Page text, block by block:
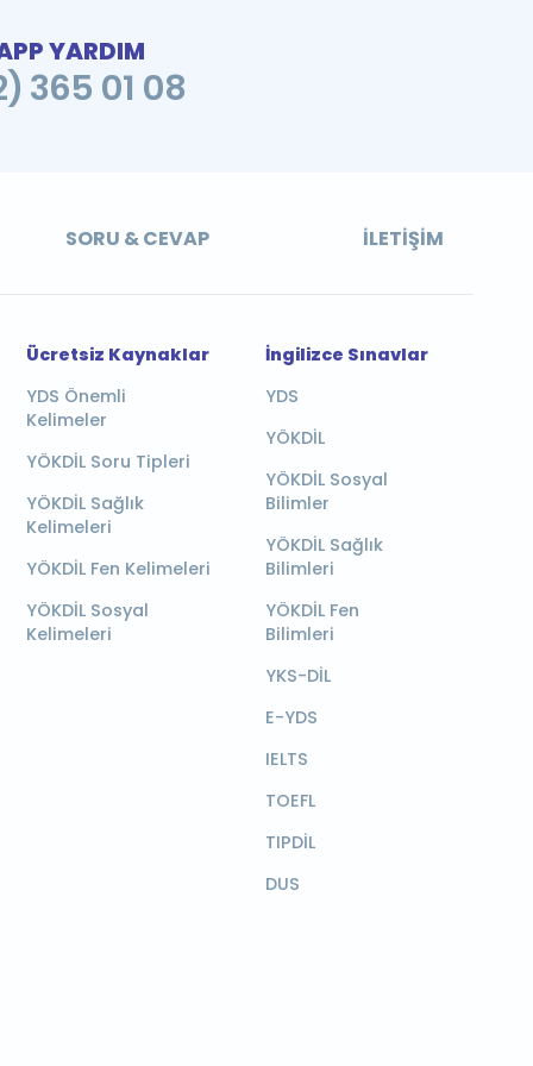
YARDIM
365 01 08
SORU & CEVAP İLETIŞIM
Ücretsiz Kaynaklar
YDS Önemli
Kelimeler
YÖKDİL Soru Tipleri
YÖKDİL Sağlık
Kelimeleri
YÖKDİL Fen Kelimeleri
YÖKDİL Sosyal
Kelimeleri
İngilizce Sınavlar
YDS
YÖKDİL
YÖKDİL Sosyal
Bilimler
YÖKDİL Sağlık
Bilimleri
YÖKDİL Fen
Bilimleri
YKS-DİL
E-YDS
IELTS
TOEFL
TIPDİL
DUS